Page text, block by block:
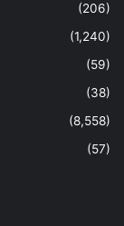
(206)
(1,240)
(59)
(38)
(8,558)
(57)